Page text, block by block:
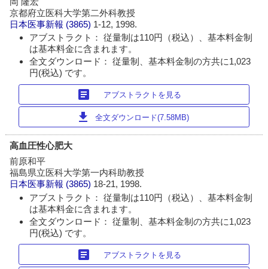
京都府立医科大学第二外科教授
日本医事新報 (3865) 1-12, 1998.
アブストラクト： 従量制は110円（税込）、基本料金制
は基本料金に含まれます。
全文ダウンロード： 従量制、基本料金制の方共に1,023
円(税込) です。
article アブストラクトを見る
download 全文ダウンロード(7.58MB)
高血圧性心肥大
前原和平
福島県立医科大学第一内科助教授
日本医事新報 (3865) 18-21, 1998.
アブストラクト： 従量制は110円（税込）、基本料金制
は基本料金に含まれます。
全文ダウンロード： 従量制、基本料金制の方共に1,023
円(税込) です。
article アブストラクトを見る